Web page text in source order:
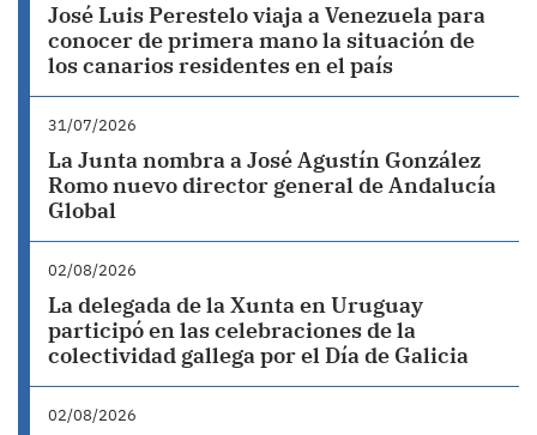
José Luis Perestelo viaja a Venezuela para
conocer de primera mano la situación de
los canarios residentes en el país
31/07/2026
La Junta nombra a José Agustín González
Romo nuevo director general de Andalucía
Global
02/08/2026
La delegada de la Xunta en Uruguay
participó en las celebraciones de la
colectividad gallega por el Día de Galicia
02/08/2026